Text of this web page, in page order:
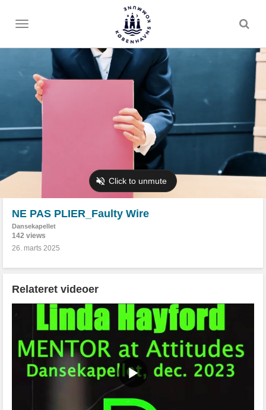
Toggle
NE PAS PLIER_Faulty Wire
Dansekapellet
142 views
26. marts 2025
Relateret videoer